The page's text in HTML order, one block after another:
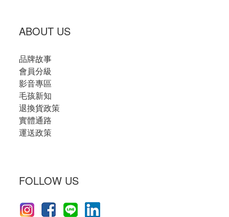
ABOUT US
品牌故事
會員分級
影音專區
毛孩新知
退換貨政策
實體通路
運送政策
FOLLOW US